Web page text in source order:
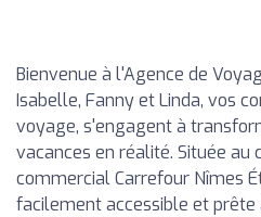
Bienvenue à l'Agence de
Isabelle, Fanny et Linda, vos
voyage, s'engagent à
vacances en réalité. Située
commercial Carrefour Nîmes
facilement accessible et